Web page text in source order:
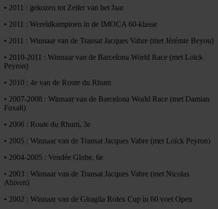
• 2011 : gekozen tot Zeiler van het Jaar
• 2011 : Wereldkampioen in de IMOCA 60-klasse
• 2011 : Winnaar van de Transat Jacques Vabre (met Jérémie Beyou)
• 2010-2011 : Winnaar van de Barcelona World Race (met Loïck
Peyron)
• 2010 : 4e van de Route du Rhum
• 2007-2008 : Winnaar van de Barcelona World Race (met Damian
Foxall)
• 2006 : Route du Rhum, 3e
• 2005 : Winnaar van de Transat Jacques Vabre (met Loïck Peyron)
• 2004-2005 : Vendée Globe, 6e
• 2003 : Winnaar van de Transat Jacques Vabre (met Nicolas
Abiven)
• 2002 : Winnaar van de Giraglia Rolex Cup in 60 voet Open